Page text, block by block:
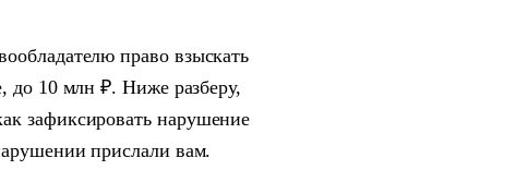
право взыскать
до 10 млн ₽. Ниже разберу,
зафиксировать нарушение
прислали вам.